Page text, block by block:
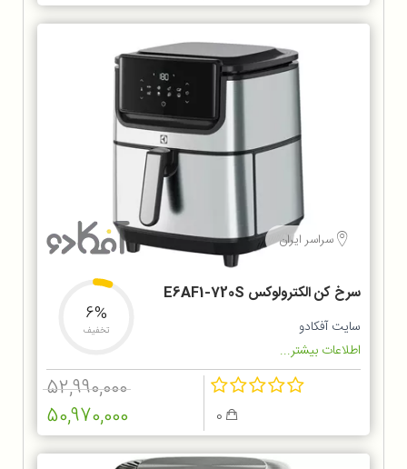
سراسر ایران
سرخ کن الکترولوکس E6AF1-720S
سایت آفکادو
اطلاعات بیشتر...
6%
تخفیف
52,990,000
50,970,000